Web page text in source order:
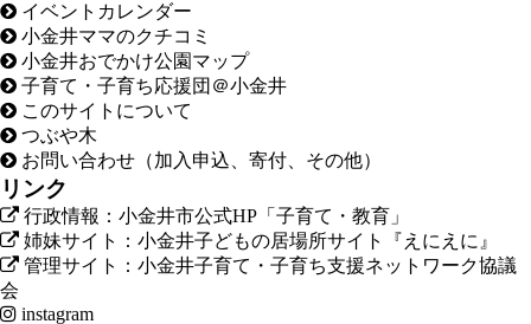
イベントカレンダー
小金井ママのクチコミ
小金井おでかけ公園マップ
子育て・子育ち応援団＠小金井
このサイトについて
つぶや木
お問い合わせ（加入申込、寄付、その他）
リンク
行政情報：小金井市公式HP「子育て・教育」
姉妹サイト：小金井子どもの居場所サイト『えにえに』
管理サイト：小金井子育て・子育ち支援ネットワーク協議
会
instagram